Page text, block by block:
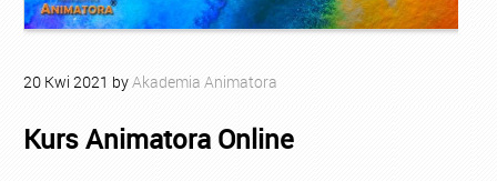
20 Kwi 2021 byAkademia Animatora
Kurs Animatora Online